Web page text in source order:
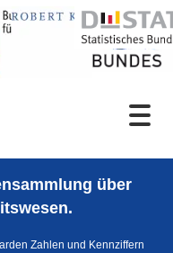
über
Zahlen und Kennziffern